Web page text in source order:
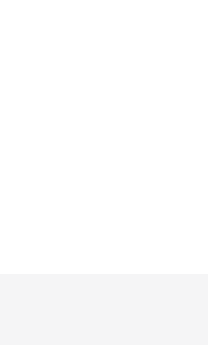
ut venenatis tristique,